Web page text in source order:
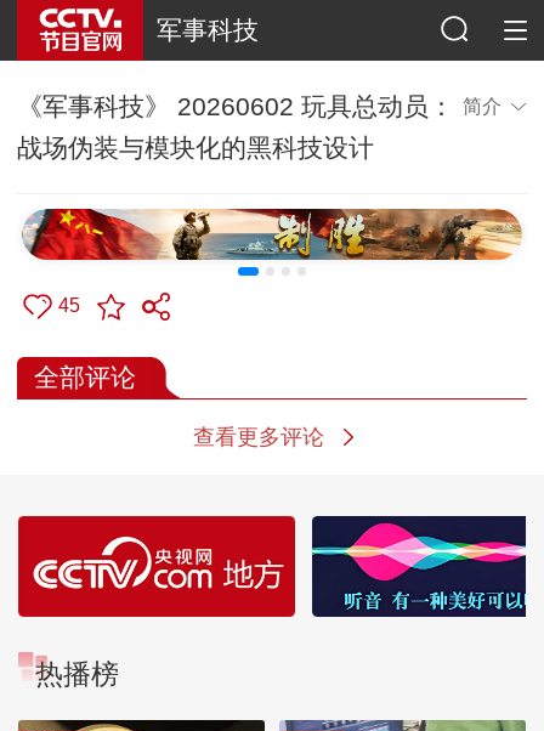
军事科技
《军事科技》 20260602 玩具总动员：
战场伪装与模块化的黑科技设计
简介
45
全部评论
查看更多评论
热播榜